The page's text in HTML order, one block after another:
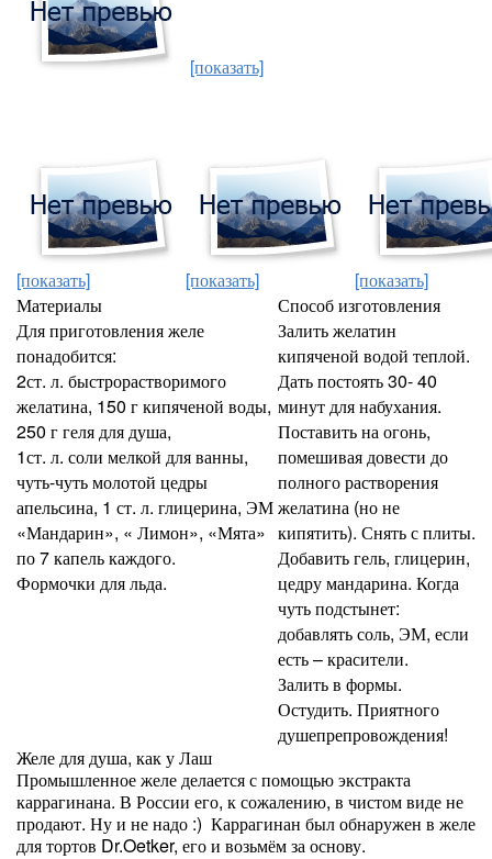
[показать]
[показать] [показать]
[показать]
Материалы
Для приготовления желе
понадобится:
2ст. л. быстрорастворимого
желатина, 150 г кипяченой воды,
250 г геля для душа,
1ст. л. соли мелкой для ванны,
чуть-чуть молотой цедры
апельсина, 1 ст. л. глицерина, ЭМ
«Мандарин», « Лимон», «Мята»
по 7 капель каждого.
Формочки для льда.
Способ изготовления
Залить желатин
кипяченой водой теплой.
Дать постоять 30- 40
минут для набухания.
Поставить на огонь,
помешивая довести до
полного растворения
желатина (но не
кипятить). Снять с плиты.
Добавить гель, глицерин,
цедру мандарина. Когда
чуть подстынет:
добавлять соль, ЭМ, если
есть – красители.
Залить в формы.
Остудить. Приятного
душепрепровождения!
Желе для душа, как у Лаш
Промышленное желе делается с помощью экстракта
каррагинана. В России его, к сожалению, в чистом виде не
продают. Ну и не надо :) Каррагинан был обнаружен в желе
для тортов Dr.Oetker, его и возьмём за основу.